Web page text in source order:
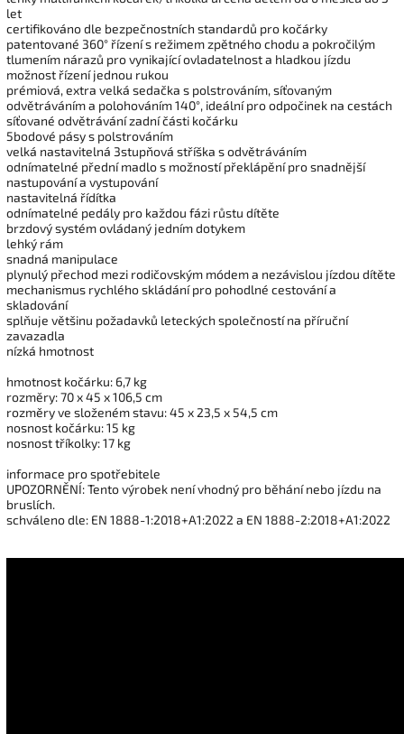
let
certifikováno dle bezpečnostních standardů pro kočárky
patentované 360° řízení s režimem zpětného chodu a pokročilým
tlumením nárazů pro vynikající ovladatelnost a hladkou jízdu
možnost řízení jednou rukou
prémiová, extra velká sedačka s polstrováním, síťovaným
odvětráváním a polohováním 140°, ideální pro odpočinek na cestách
síťované odvětrávání zadní části kočárku
5bodové pásy s polstrováním
velká nastavitelná 3stupňová stříška s odvětráváním
odnímatelné přední madlo s možností překlápění pro snadnější
nastupování a vystupování
nastavitelná řídítka
odnímatelné pedály pro každou fázi růstu dítěte
brzdový systém ovládaný jedním dotykem
lehký rám
snadná manipulace
plynulý přechod mezi rodičovským módem a nezávislou jízdou dítěte
mechanismus rychlého skládání pro pohodlné cestování a
skladování
splňuje většinu požadavků leteckých společností na příruční
zavazadla
nízká hmotnost
hmotnost kočárku: 6,7 kg
rozměry: 70 x 45 x 106,5 cm
rozměry ve složeném stavu: 45 x 23,5 x 54,5 cm
nosnost kočárku: 15 kg
nosnost tříkolky: 17 kg
informace pro spotřebitele
UPOZORNĚNÍ: Tento výrobek není vhodný pro běhání nebo jízdu na
bruslích.
schváleno dle: EN 1888-1:2018+A1:2022 a EN 1888-2:2018+A1:2022